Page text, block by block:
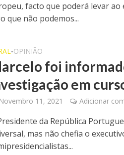
facto que poderá levar
que não podemos...
•OPINIÃO
foi
em
Novembro 11, 2021 Adicionar
da República
mas não chefia o